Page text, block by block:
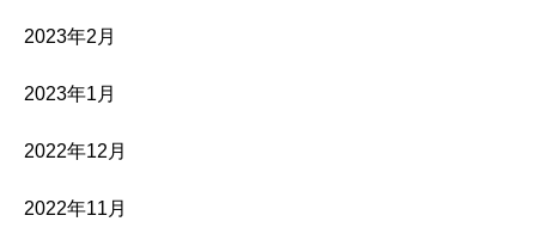
2023年2月
2023年1月
2022年12月
2022年11月